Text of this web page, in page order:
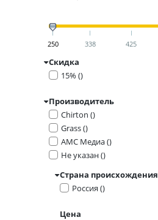
250 338 425
Скидка
15% ()
Производитель
Chirton ()
Grass ()
АМС Медиа ()
Не указан ()
Страна происхождения
Россия ()
Цена